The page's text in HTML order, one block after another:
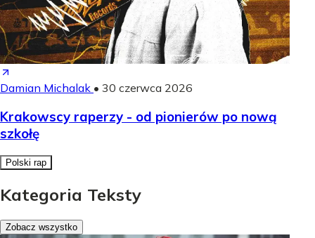
Damian Michalak • 30 czerwca 2026
Krakowscy raperzy - od pionierów po nową
szkołę
Polski rap
Kategoria Teksty
Zobacz wszystko